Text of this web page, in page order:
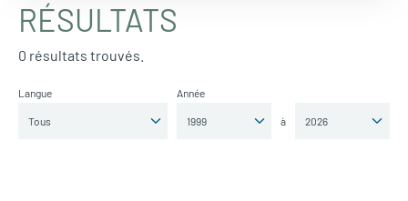
RÉSULTATS
0 résultats trouvés.
Langue Année
à